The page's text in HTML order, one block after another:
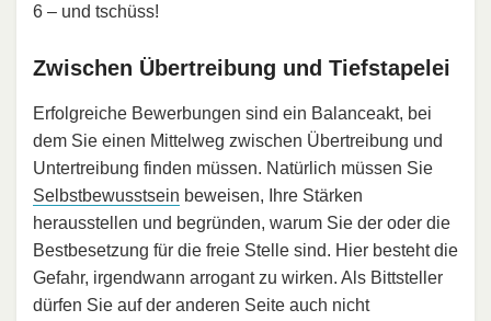
6 – und tschüss!
Zwischen Übertreibung und Tiefstapelei
Erfolgreiche Bewerbungen sind ein Balanceakt, bei
dem Sie einen Mittelweg zwischen Übertreibung und
Untertreibung finden müssen. Natürlich müssen Sie
Selbstbewusstsein beweisen, Ihre Stärken
herausstellen und begründen, warum Sie der oder die
Bestbesetzung für die freie Stelle sind. Hier besteht die
Gefahr, irgendwann arrogant zu wirken. Als Bittsteller
dürfen Sie auf der anderen Seite auch nicht